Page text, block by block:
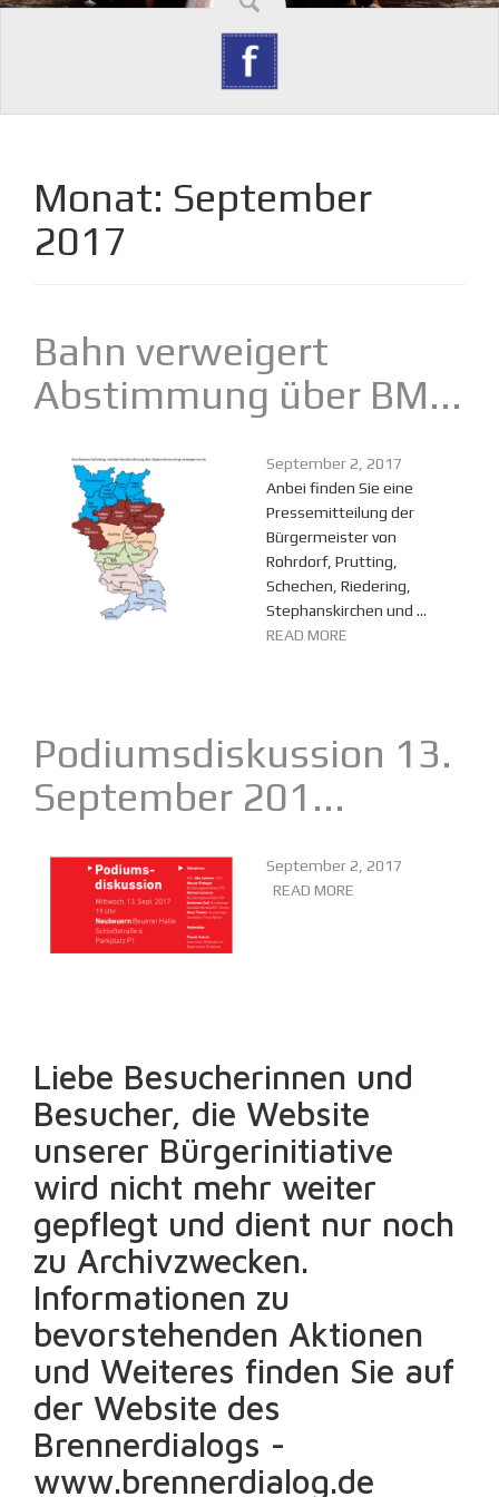
Monat: September
2017
Bahn verweigert
Abstimmung über BM...
September 2, 2017
Anbei finden Sie eine
Pressemitteilung der
Bürgermeister von
Rohrdorf, Prutting,
Schechen, Riedering,
Stephanskirchen und ...
READ MORE
Podiumsdiskussion 13.
September 201...
September 2, 2017
READ MORE
Liebe Besucherinnen und
Besucher, die Website
unserer Bürgerinitiative
wird nicht mehr weiter
gepflegt und dient nur noch
zu Archivzwecken.
Informationen zu
bevorstehenden Aktionen
und Weiteres finden Sie auf
der Website des
Brennerdialogs -
www.brennerdialog.de